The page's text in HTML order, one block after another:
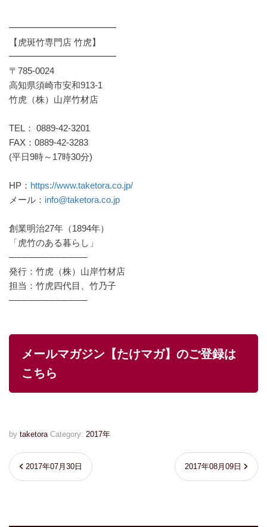
━━━━━━━━━━━━
【虎斑竹専門店 竹虎】
━━━━━━━━━━━━
〒785-0024
高知県須崎市安和913-1
竹虎（株）山岸竹材店
TEL： 0889-42-3201
FAX：0889-42-3283
(平日9時～17時30分)
HP： https://www.taketora.co.jp/
メール： info@taketora.co.jp
創業明治27年（1894年）
「虎竹のある暮らし」
────────────
発行：竹虎（株）山岸竹材店
担当：竹虎四代目、竹乃子
────────────
メールマガジン【たけマガ】のご登録は
こちら
by taketora Category: 2017年
2017年07月30日 2017年08月09日